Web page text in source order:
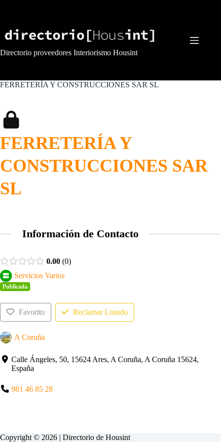
Directorio proveedores Interiorismo Housint
FERRETERÍA Y CONSTRUCCIONES SAR SL
FERRETERÍA Y
CONSTRUCCIONES SAR
SL
Información de Contacto
0.00 0
Servicios Varios
Publicada
Favorito Reclamar Listado
A Coruña
Calle Ángeles, 50, 15624 Ares, A Coruña, A Coruña 15624,
España
981 46 85 28
Copyright © 2026 | Directorio de Housint